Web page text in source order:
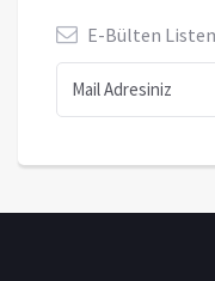
E-Bülten